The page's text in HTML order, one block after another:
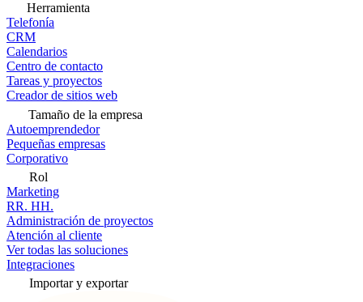
Herramienta
Telefonía
CRM
Calendarios
Centro de contacto
Tareas y proyectos
Creador de sitios web
Tamaño de la empresa
Autoemprendedor
Pequeñas empresas
Corporativo
Rol
Marketing
RR. HH.
Administración de proyectos
Atención al cliente
Ver todas las soluciones
Integraciones
Importar y exportar